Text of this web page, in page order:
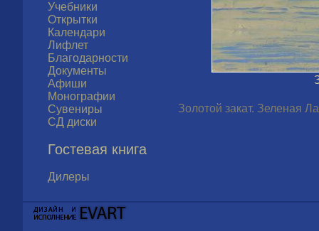
Учебники
Открытки
Календари
Лифлет
Благодарности
Документы
Афиши
Монографии
Сувениры
СД диски
Гостевая книга
Дилеры
Золотой закат. Зеленая